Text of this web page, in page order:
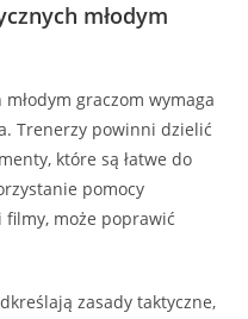
młodym
graczom wymaga
Trenerzy powinni dzielić
które są łatwe do
pomocy
może poprawić
zasady taktyczne,